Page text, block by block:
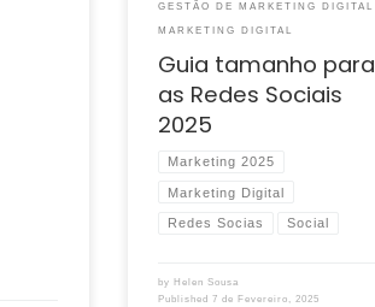
GESTÃO DE MARKETING DIGITAL
MARKETING DIGITAL
Guia tamanho para
as Redes Sociais
2025
Marketing 2025
Marketing Digital
Redes Socias Social
by Helen Sousa
Published7 de Fevereiro, 2025